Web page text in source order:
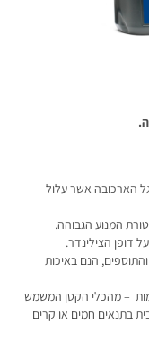
הארכובה אשר עלול
המנוע הגבוהה.
דופן הצילינדר.
הנם באיכות
למגוון המוצרים השלם של מנועי- 2 פעימות – מהכלי הקטן המשמש
בתנאים חמים או קרים